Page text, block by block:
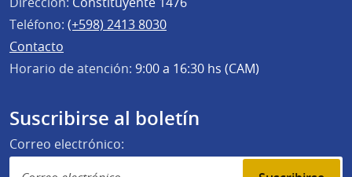
Teléfono: (+598) 2413 8030
Contacto
Horario de atención: 9:00 a 16:30 hs (CAM)
Suscribirse al boletín
Correo electrónico: